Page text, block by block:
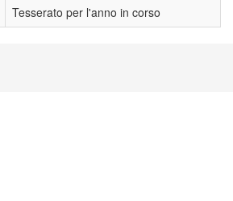
Tesserato per l'anno in corso